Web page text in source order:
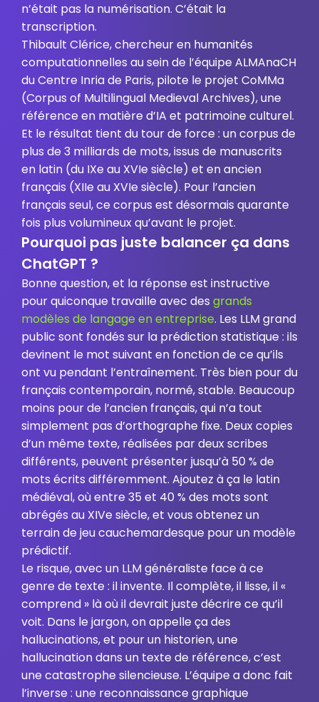
n’était pas la numérisation. C’était la
transcription.
Thibault Clérice, chercheur en humanités
computationnelles au sein de l’équipe ALMAnaCH
du Centre Inria de Paris, pilote le projet CoMMa
(Corpus of Multilingual Medieval Archives), une
référence en matière d’IA et patrimoine culturel.
Et le résultat tient du tour de force : un corpus de
plus de 3 milliards de mots, issus de manuscrits
en latin (du IXe au XVIe siècle) et en ancien
français (XIIe au XVIe siècle). Pour l’ancien
français seul, ce corpus est désormais quarante
fois plus volumineux qu’avant le projet.
Pourquoi pas juste balancer ça dans
ChatGPT ?
Bonne question, et la réponse est instructive
pour quiconque travaille avec des grands
modèles de langage en entreprise. Les LLM grand
public sont fondés sur la prédiction statistique : ils
devinent le mot suivant en fonction de ce qu’ils
ont vu pendant l’entraînement. Très bien pour du
français contemporain, normé, stable. Beaucoup
moins pour de l’ancien français, qui n’a tout
simplement pas d’orthographe fixe. Deux copies
d’un même texte, réalisées par deux scribes
différents, peuvent présenter jusqu’à 50 % de
mots écrits différemment. Ajoutez à ça le latin
médiéval, où entre 35 et 40 % des mots sont
abrégés au XIVe siècle, et vous obtenez un
terrain de jeu cauchemardesque pour un modèle
prédictif.
Le risque, avec un LLM généraliste face à ce
genre de texte : il invente. Il complète, il lisse, il «
comprend » là où il devrait juste décrire ce qu’il
voit. Dans le jargon, on appelle ça des
hallucinations, et pour un historien, une
hallucination dans un texte de référence, c’est
une catastrophe silencieuse. L’équipe a donc fait
l’inverse : une reconnaissance graphique